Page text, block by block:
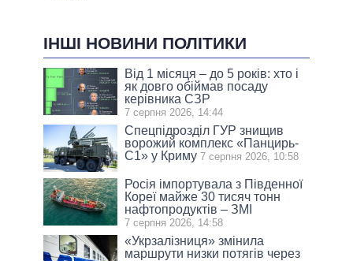
ІНШІ НОВИНИ ПОЛІТИКИ
Від 1 місяця – до 5 років: хто і
як довго обіймав посаду
керівника СЗР
7 серпня 2026, 14:44
Спецпідрозділ ГУР знищив
ворожий комплекс «Панцирь-
С1» у Криму 7 серпня 2026, 10:58
Росія імпортувала з Південної
Кореї майже 30 тисяч тонн
нафтопродуктів – ЗМІ
7 серпня 2026, 14:58
«Укрзалізниця» змінила
маршрути низки потягів через